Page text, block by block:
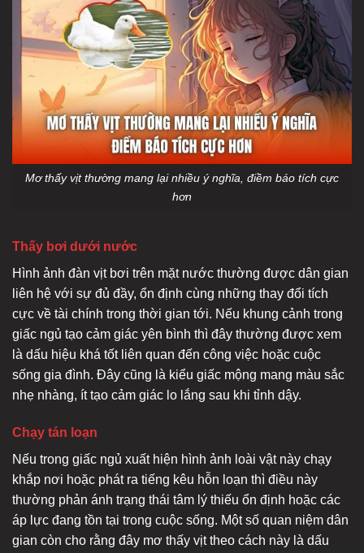
Mơ thấy vịt thường mang lại nhiều ý nghĩa, điềm báo tích cực
hơn
Thấy bơi dưới nước
Hình ảnh đàn vịt bơi trên mặt nước thường được dân gian
liên hệ với sự đủ đầy, ổn định cùng những thay đổi tích
cực về tài chính trong thời gian tới. Nếu khung cảnh trong
giấc ngủ tạo cảm giác yên bình thì đây thường được xem
là dấu hiệu khá tốt liên quan đến công việc hoặc cuộc
sống gia đình. Đây cũng là kiểu giấc mộng mang màu sắc
nhẹ nhàng, ít tạo cảm giác lo lắng sau khi tỉnh dậy.
Chạy tán loạn
Nếu trong giấc ngủ xuất hiện hình ảnh loài vật này chạy
khắp nơi hoặc phát ra tiếng kêu hỗn loạn thì điều này
thường phản ánh trạng thái tâm lý thiếu ổn định hoặc các
áp lực đang tồn tại trong cuộc sống. Một số quan niệm dân
gian còn cho rằng đây mơ thấy vịt theo cách này là dấu